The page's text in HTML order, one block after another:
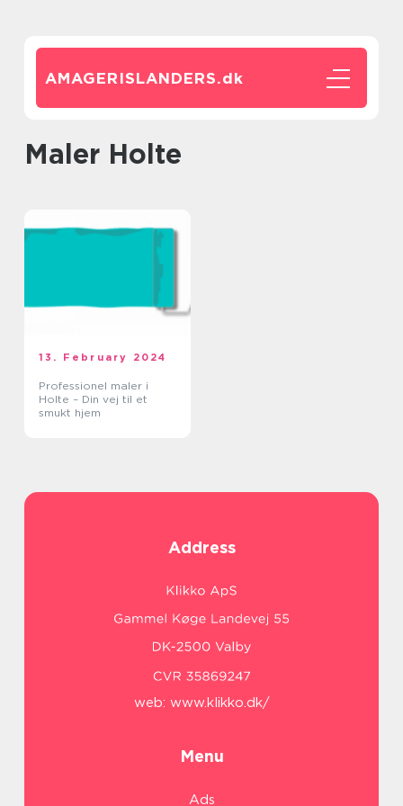
AMAGERISLANDERS.dk
maler Holte
13. February 2024
Professionel maler i
Holte – Din vej til et
smukt hjem
Address
web: www.klikko.dk/
Menu
Ads